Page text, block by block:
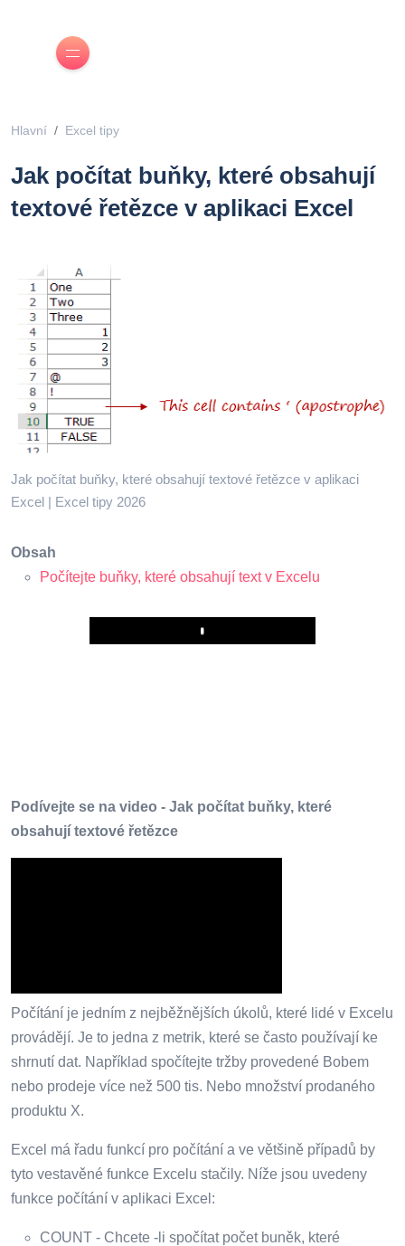
Hlavní Excel tipy
Jak počítat buňky, které obsahují
textové řetězce v aplikaci Excel
Jak počítat buňky, které obsahují textové řetězce v aplikaci
Excel | Excel tipy 2026
Obsah
Počítejte buňky, které obsahují text v Excelu
Play
Podívejte se na video - Jak počítat buňky, které
obsahují textové řetězce
Počítání je jedním z nejběžnějších úkolů, které lidé v Excelu
provádějí. Je to jedna z metrik, které se často používají ke
shrnutí dat. Například spočítejte tržby provedené Bobem
nebo prodeje více než 500 tis. Nebo množství prodaného
produktu X.
Excel má řadu funkcí pro počítání a ve většině případů by
tyto vestavěné funkce Excelu stačily. Níže jsou uvedeny
funkce počítání v aplikaci Excel:
COUNT - Chcete -li spočítat počet buněk, které